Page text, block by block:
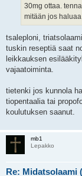
30mg ottaa.
mitään jos
tsaleploni,
tuskin reseptiä saat
leikkauksen
vajaatoiminta.
tietenki jos kunnola
tiopentaalia tai
koulutuksen saanut.
mb1
Lepakko
Re: Midatsolaami